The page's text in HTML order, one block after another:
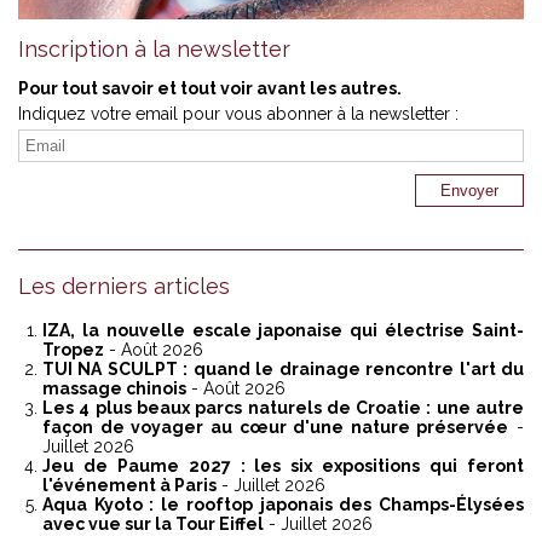
Inscription à la newsletter
Pour tout savoir et tout voir avant les autres.
Indiquez votre email pour vous abonner à la newsletter :
Les derniers articles
IZA, la nouvelle escale japonaise qui électrise Saint-
Tropez - Août 2026
TUI NA SCULPT : quand le drainage rencontre l'art du
massage chinois - Août 2026
Les 4 plus beaux parcs naturels de Croatie : une autre
façon de voyager au cœur d'une nature préservée -
Juillet 2026
Jeu de Paume 2027 : les six expositions qui feront
l'événement à Paris - Juillet 2026
Aqua Kyoto : le rooftop japonais des Champs-Élysées
avec vue sur la Tour Eiffel - Juillet 2026